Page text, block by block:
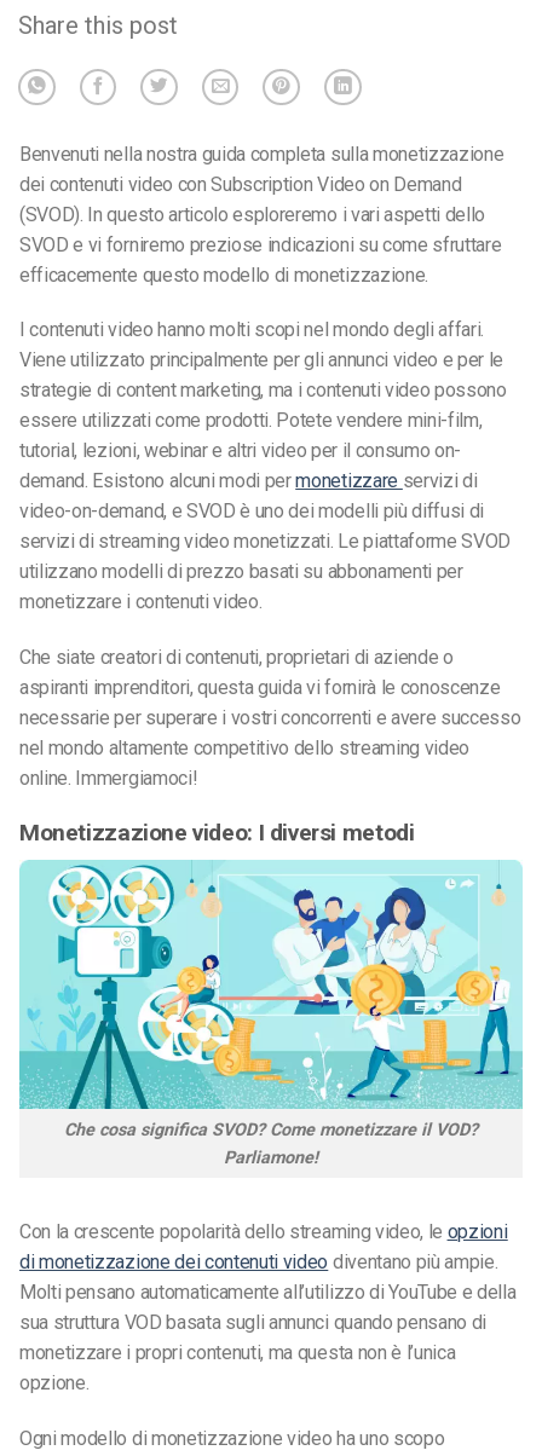
Share this post
Benvenuti nella nostra guida completa sulla monetizzazione
dei contenuti video con Subscription Video on Demand
(SVOD). In questo articolo esploreremo i vari aspetti dello
SVOD e vi forniremo preziose indicazioni su come sfruttare
efficacemente questo modello di monetizzazione.
I contenuti video hanno molti scopi nel mondo degli affari.
Viene utilizzato principalmente per gli annunci video e per le
strategie di content marketing, ma i contenuti video possono
essere utilizzati come prodotti. Potete vendere mini-film,
tutorial, lezioni, webinar e altri video per il consumo on-
demand. Esistono alcuni modi permonetizzare servizi di
video-on-demand, e SVOD è uno dei modelli più diffusi di
servizi di streaming video monetizzati. Le piattaforme SVOD
utilizzano modelli di prezzo basati su abbonamenti per
monetizzare i contenuti video.
Che siate creatori di contenuti, proprietari di aziende o
aspiranti imprenditori, questa guida vi fornirà le conoscenze
necessarie per superare i vostri concorrenti e avere successo
nel mondo altamente competitivo dello streaming video
online. Immergiamoci!
Monetizzazione video: I diversi metodi
Che cosa significa SVOD? Come monetizzare il VOD?
Parliamone!
Con la crescente popolarità dello streaming video, le opzioni
di monetizzazione dei contenuti video diventano più ampie.
Molti pensano automaticamente all’utilizzo di YouTube e della
sua struttura VOD basata sugli annunci quando pensano di
monetizzare i propri contenuti, ma questa non è l’unica
opzione.
Ogni modello di monetizzazione video ha uno scopo